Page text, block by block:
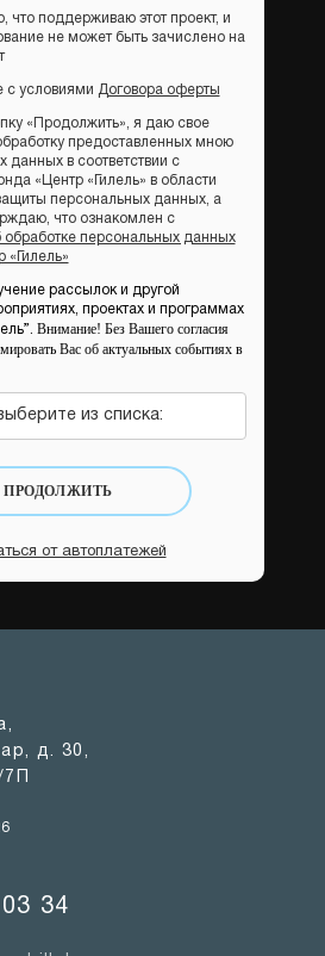
что поддерживаю этот проект, и
не может быть зачислено на
с условиями Договора оферты
«Продолжить», я даю свое
предоставленных мною
данных в соответствии с
«Центр «Гилель» в области
персональных данных, а
что ознакомлен с
обработке персональных данных
«Гилель»
рассылок и другой
проектах и программах
Внимание! Без Вашего согласия
Вас об актуальных событиях в
из списка:
ПРОДОЛЖИТЬ
от автоплатежей
д. 30,
34